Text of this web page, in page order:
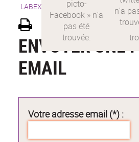
LABEX > LABEX MILYON
ENVOYER UNE
EMAIL
Votre adresse email (*) :